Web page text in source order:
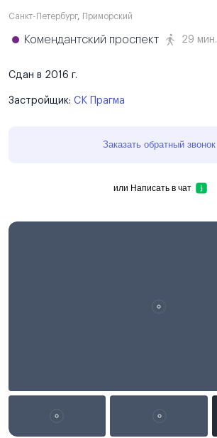
Санкт-Петербург, Приморский
Комендантский проспект 29 мин.
Сдан в 2016 г.
Застройщик: СК Прагма
Заказать обратный звонок
или Написать в чат